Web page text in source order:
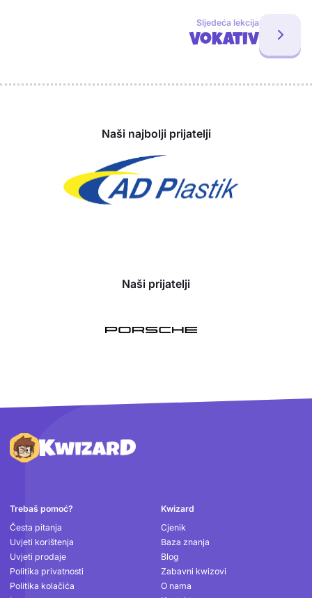
Sljedeća lekcija
Vokativ
Naši najbolji prijatelji
Naši prijatelji
Podnožje
Trebaš pomoć?
Česta pitanja
Uvjeti korištenja
Uvjeti prodaje
Politika privatnosti
Politika kolačića
Kwizard
Cjenik
Baza znanja
Blog
Zabavni kwizovi
O nama